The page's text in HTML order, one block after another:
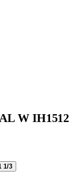
W IH1512
1/3